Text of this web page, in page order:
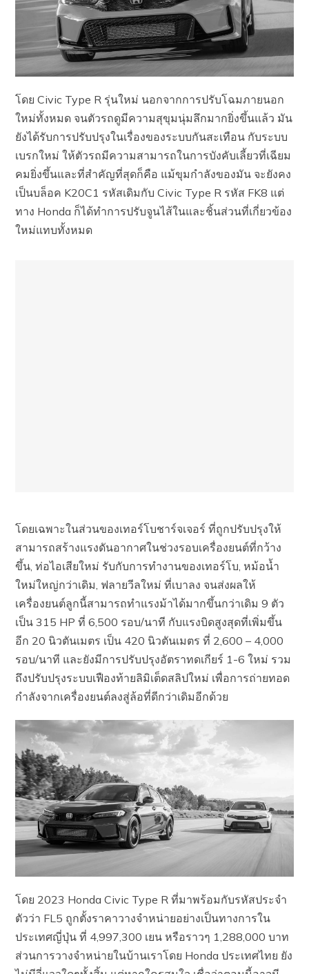
โดย Civic Type R รุ่นใหม่ นอกจากการปรับโฉมภายนอก
ใหม่ทั้งหมด จนตัวรถดูมีความสุขุมนุ่มลึกมากยิ่งขึ้นแล้ว มัน
ยังได้รับการปรับปรุงในเรื่องของระบบกันสะเทือน กับระบบ
เบรกใหม่ ให้ตัวรถมีความสามารถในการบังคับเลี้ยวที่เฉียม
คมยิ่งขึ้นและที่สำคัญที่สุดก็คือ แม้ขุมกำลังของมัน จะยังคง
เป็นบล็อค K20C1 รหัสเดิมกับ Civic Type R รหัส FK8 แต่
ทาง Honda ก็ได้ทำการปรับจูนไส้ในและชิ้นส่วนที่เกี่ยวข้อง
ใหม่แทบทั้งหมด
โดยเฉพาะในส่วนของเทอร์โบชาร์จเจอร์ ที่ถูกปรับปรุงให้
สามารถสร้างแรงดันอากาศในช่วงรอบเครื่องยนต์ที่กว้าง
ขึ้น, ท่อไอเสียใหม่ รับกับการทำงานของเทอร์โบ, หม้อน้ำ
ใหม่ใหญ่กว่าเดิม, ฟลายวีลใหม่ ที่เบาลง จนส่งผลให้
เครื่องยนต์ลูกนี้สามารถทำแรงม้าได้มากขึ้นกว่าเดิม 9 ตัว
เป็น 315 HP ที่ 6,500 รอบ/นาที กับแรงบิดสูงสุดที่เพิ่มขึ้น
อีก 20 นิวตันเมตร เป็น 420 นิวตันเมตร ที่ 2,600 – 4,000
รอบ/นาที และยังมีการปรับปรุงอัตราทดเกียร์ 1-6 ใหม่ รวม
ถึงปรับปรุงระบบเฟืองท้ายลิมิเต็ดสลิปใหม่ เพื่อการถ่ายทอด
กำลังจากเครื่องยนต์ลงสู่ล้อที่ดีกว่าเดิมอีกด้วย
โดย 2023 Honda Civic Type R ที่มาพร้อมกับรหัสประจำ
ตัวว่า FL5 ถูกตั้งราคาวางจำหน่ายอย่างเป็นทางการใน
ประเทศญี่ปุ่น ที่ 4,997,300 เยน หรือราวๆ 1,288,000 บาท
ส่วนการวางจำหน่ายในบ้านเราโดย Honda ประเทศไทย ยัง